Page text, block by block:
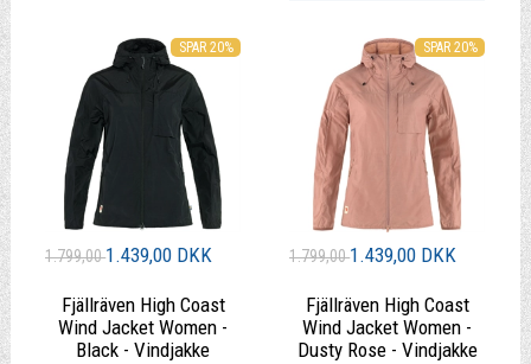
SPAR 20%
1.799,001.439,00 DKK
Fjällräven High Coast
Wind Jacket Women -
Black - Vindjakke
SPAR 20%
1.799,001.439,00 DKK
Fjällräven High Coast
Wind Jacket Women -
Dusty Rose - Vindjakke